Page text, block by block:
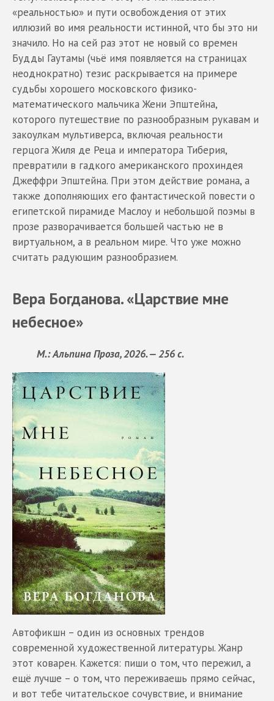
«реальностью» и пути освобождения от этих
иллюзий во имя реальности истинной, что бы это ни
значило. Но на сей раз этот не новый со времен
Будды Гаутамы (чьё имя появляется на страницах
неоднократно) тезис раскрывается на примере
судьбы хорошего московского физико-
математического мальчика Жени Эпштейна,
которого путешествие по разнообразным рукавам и
закоулкам мультиверса, включая реальности
герцога Жиля де Реца и императора Тиберия,
превратили в гадкого американского прохиндея
Джеффри Эпштейна. При этом действие романа, а
также дополняющих его фантастической повести о
египетской пирамиде Маслоу и небольшой поэмы в
прозе разворачивается большей частью не в
виртуальном, а в реальном мире. Что уже можно
считать радующим разнообразием.
Вера Богданова. «Царствие мне
небесное»
М.: Альпина Проза, 2026. — 256 с.
Автофикшн – один из основных трендов
современной художественной литературы. Жанр
этот коварен. Кажется: пиши о том, что пережил, а
ещё лучше – о том, что переживаешь прямо сейчас,
и вот тебе читательское сочувствие, и внимание